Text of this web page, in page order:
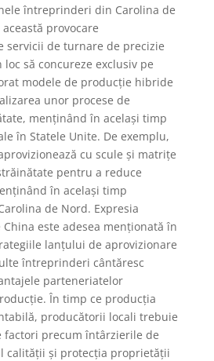
întreprinderi din Carolina de
provocare
servicii de turnare de precizie
să concureze exclusiv pe
modele de producție hibride
unor procese de
menținând în același timp
în Statele Unite. De exemplu,
cu scule și matrițe
pentru a reduce
în același timp
de Nord. Expresia
este adesea menționată în
lanțului de aprovizionare
întreprinderi cântăresc
parteneriatelor
În timp ce producția
producătorii locali trebuie
factori precum întârzierile de
calității și protecția proprietății